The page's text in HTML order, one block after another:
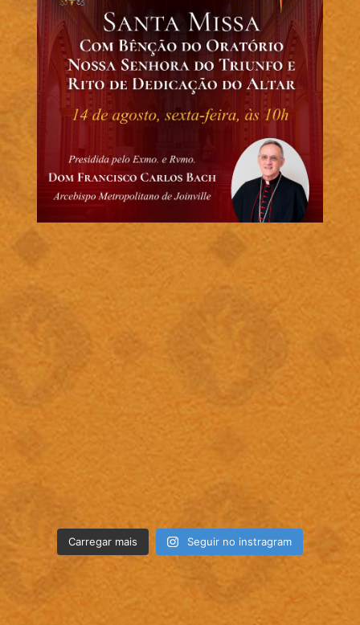
Carregar mais Seguir no instragram